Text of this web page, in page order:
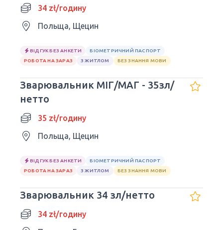
34 zł/годину
Польща, Щецин
ВІДГУК БЕЗ АНКЕТИ
БІОМЕТРИЧНИЙ ПАСПОРТ
РОБОТА НА ЗАРАЗ
З ЖИТЛОМ БЕЗ ЗНАННЯ МОВИ
Зварювальник МІГ/МАГ - 35зл/
нетто
35 zł/годину
Польща, Щецин
ВІДГУК БЕЗ АНКЕТИ
БІОМЕТРИЧНИЙ ПАСПОРТ
РОБОТА НА ЗАРАЗ
З ЖИТЛОМ БЕЗ ЗНАННЯ МОВИ
Зварювальник 34 зл/нетто
34 zł/годину